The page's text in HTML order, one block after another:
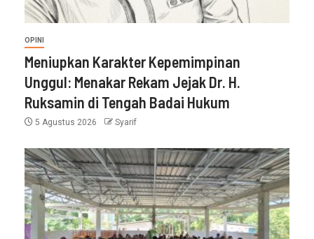
OPINI
Meniupkan Karakter Kepemimpinan
Unggul: Menakar Rekam Jejak Dr. H.
Ruksamin di Tengah Badai Hukum
5 Agustus 2026 Syarif